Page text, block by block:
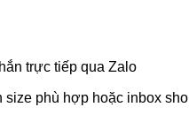
trực tiếp qua Zalo
phù hợp hoặc inbox